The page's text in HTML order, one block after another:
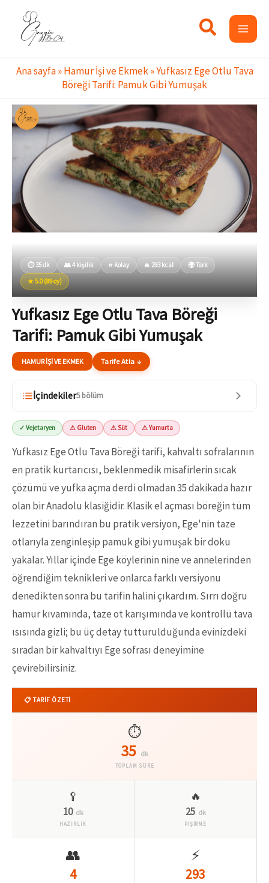
Ana sayfa»Hamur İşi ve Ekmek»Yufkasız Ege Otlu Tava
Böreği Tarifi: Pamuk Gibi Yumuşak
⏱ 35 dk 👥 4 kişilik ⭐ Kolay 🔥 293 kcal
🌍 Türk
★ 5.0 (89 oy)
Yufkasız Ege Otlu Tava Böreği
Tarifi: Pamuk Gibi Yumuşak
HAMUR İŞI VE EKMEK Tarife Atla ↓
İçindekiler5 bölüm
✓ Vejetaryen ⚠ Gluten ⚠ Süt ⚠ Yumurta
Yufkasız Ege Otlu Tava Böreği tarifi, kahvaltı sofralarının
en pratik kurtarıcısı, beklenmedik misafirlerin sıcak
çözümü ve yufka açma derdi olmadan 35 dakikada hazır
olan bir Anadolu klasiğidir. Klasik el açması böreğin tüm
lezzetini barındıran bu pratik versiyon, Ege'nin taze
otlarıyla zenginleşip pamuk gibi yumuşak bir doku
yakalar. Yıllar içinde Ege köylerinin nine ve annelerinden
öğrendiğim teknikleri ve onlarca farklı versiyonu
denedikten sonra bu tarifin halini çıkardım. Sırrı doğru
hamur kıvamında, taze ot karışımında ve kontrollü tava
ısısında gizli; bu üç detay tutturulduğunda evinizdeki
sıradan bir kahvaltıyı Ege sofrası deneyimine
çevirebilirsiniz.
📋 TARİF ÖZETİ
⏱️
35 dk
TOPLAM SÜRE
🥄
10 dk
HAZIRLIK
🔥
25 dk
PİŞİRME
👥
4
⚡
293